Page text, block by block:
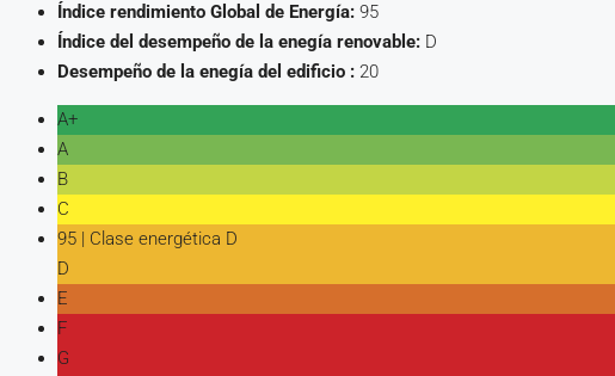
Índice rendimiento Global de Energía: 95
Índice del desempeño de la enegía renovable: D
Desempeño de la enegía del edificio : 20
A+
A
B
C
95 | Clase energética D
D
E
F
G